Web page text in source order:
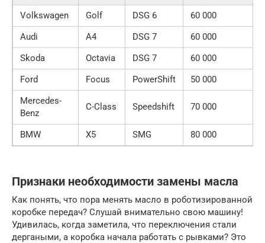
Volkswagen
Golf DSG 6
60 000
Audi
A4 DSG 7
60 000
Skoda
Octavia DSG 7
60 000
Ford
Focus PowerShift
50 000
Mercedes-
Benz
C-Class Speedshift 70 000
BMW X5 SMG 80 000
Признаки необходимости замены масла
Как понять, что пора менять масло в роботизированной
коробке передач? Слушай внимательно свою машину!
Удивилась, когда заметила, что переключения стали
дергаными, а коробка начала работать с рывками? Это